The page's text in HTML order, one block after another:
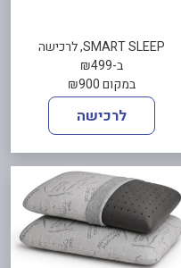
SMART SLEEP, לרכישה
ב-₪499
במקום ₪900
לרכישה